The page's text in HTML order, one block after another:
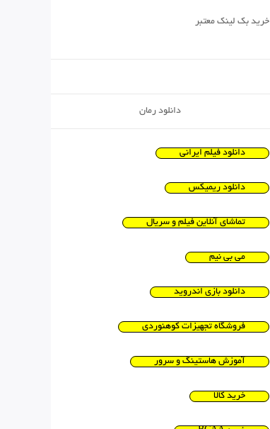
خرید بک لینک معتبر
دانلود رمان
دانلود فیلم ایرانی
دانلود ریمیکس
تماشای آنلاین فیلم و سریال
می بی نیم
دانلود بازی اندروید
فروشگاه تجهیزات کوهنوردی
آموزش هاستینگ و سرور
خرید کالا